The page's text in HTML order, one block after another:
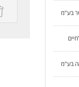
בע"מ
בע"מ